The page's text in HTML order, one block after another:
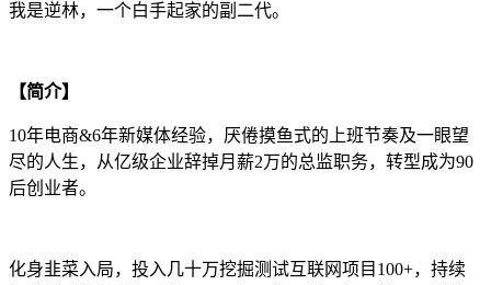
我是逆林，一个白手起家的副二代。
【简介】
10年电商&6年新媒体经验，厌倦摸鱼式的上班节奏及一眼望
尽的人生，从亿级企业辞掉月薪2万的总监职务，转型成为90
后创业者。
化身韭菜入局，投入几十万挖掘测试互联网项目100+，持续